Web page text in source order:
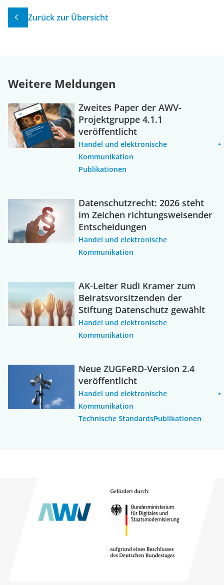
Zurück zur Übersicht
Weitere Meldungen
Zweites Paper der AWV-
Projektgruppe 4.1.1
veröffentlicht
Handel und elektronische
Kommunikation
Publikationen
Datenschutzrecht: 2026 steht
im Zeichen richtungsweisender
Entscheidungen
Handel und elektronische
Kommunikation
AK-Leiter Rudi Kramer zum
Beiratsvorsitzenden der
Stiftung Datenschutz gewählt
Handel und elektronische
Kommunikation
Neue ZUGFeRD-Version 2.4
veröffentlicht
Handel und elektronische
Kommunikation
Technische StandardsPublikationen